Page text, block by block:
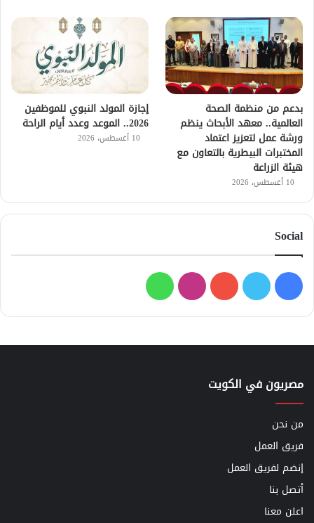
بدعم من منظمة الصحة
العالمية.. معهد الأبحاث ينظم
ورشة عمل لتعزيز اعتماد
المختبرات البيطرية بالتعاون مع
هيئة الزراعة
10 أغسطس، 2026
إجازة المولد النبوي للموظفين
2026.. الموعد وعدد أيام الراحة
10 أغسطس، 2026
Social
فيسبوك
تويتر يوتيوبانستقرامواتساب
مصريون في الكويت
من نحن
فريق العمل
إنضم لفريق العمل
أتصل بنا
اعلن معنا